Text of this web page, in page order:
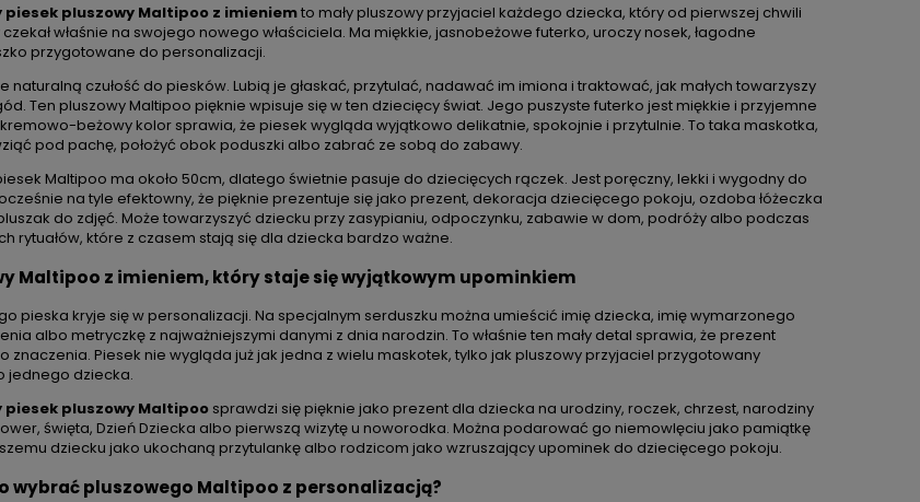
piesek pluszowy
prezent dla dziecka
zł
154,99 zł
cena:154,99 zł
Duży personalizowany piesek pluszowy
Maltańczyk z imieniem | prezent dla
dziecka
139,00 zł
Cena regularna: 154,99 zł
Najniższa cena: 154,99 zł
Lalka Metoo personalizowana Puszysty
131,00 zł
Cena regularna: 149,99 zł
Najniższa cena:130,00 zł
piesek pluszowy Maltipoo z imieniemto mały pluszowy przyjaciel każdego dziecka, który od pierwszej chwili
właśnie na swojego nowego właściciela. Ma miękkie, jasnobeżowe futerko, uroczy nosek, łagodne
przygotowane do personalizacji.
naturalną czułość do piesków. Lubią je głaskać, przytulać, nadawać im imiona i traktować, jak małych towarzyszy
Ten pluszowy Maltipoo pięknie wpisuje się w ten dziecięcy świat. Jego puszyste futerko jest miękkie i przyjemne
kremowo-beżowy kolor sprawia, że piesek wygląda wyjątkowo delikatnie, spokojnie i przytulnie. To taka maskotka,
pod pachę, położyć obok poduszki albo zabrać ze sobą do zabawy.
Maltipoo ma około 50cm, dlatego świetnie pasuje do dziecięcych rączek. Jest poręczny, lekki i wygodny do
na tyle efektowny, że pięknie prezentuje się jako prezent, dekoracja dziecięcego pokoju, ozdoba łóżeczka
do zdjęć. Może towarzyszyć dziecku przy zasypianiu, odpoczynku, zabawie w dom, podróży albo podczas
rytuałów, które z czasem stają się dla dziecka bardzo ważne.
Maltipoo z imieniem, który staje się wyjątkowym upominkiem
pieska kryje się w personalizacji. Na specjalnym serduszku można umieścić imię dziecka, imię wymarzonego
albo metryczkę z najważniejszymi danymi z dnia narodzin. To właśnie ten mały detal sprawia, że prezent
znaczenia. Piesek nie wygląda już jak jedna z wielu maskotek, tylko jak pluszowy przyjaciel przygotowany
jednego dziecka.
piesek pluszowy Maltipoo sprawdzi się pięknie jako prezent dla dziecka na urodziny, roczek, chrzest, narodziny
święta, Dzień Dziecka albo pierwszą wizytę u noworodka. Można podarować go niemowlęciu jako pamiątkę
dziecku jako ukochaną przytulankę albo rodzicom jako wzruszający upominek do dziecięcego pokoju.
wybrać pluszowego Maltipoo z personalizacją?